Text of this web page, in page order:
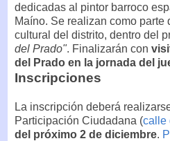
dedicadas al pintor barroco
Maíno. Se realizan como parte
cultural del distrito, dentro del
del Prado". Finalizarán con
del Prado en la jornada del
Inscripciones
La inscripción deberá
Participación Ciudadana (calle
del próximo 2 de diciembre.